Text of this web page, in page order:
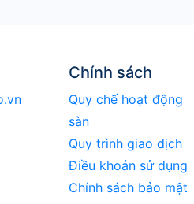
Chính sách
Quy chế hoạt động
sàn
Quy trình giao dịch
Điều khoản sử dụng
Chính sách bảo mật